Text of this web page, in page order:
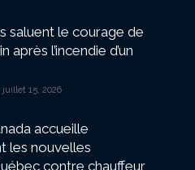
saluent le courage de
après l’incendie d’un
juillet 15, 2026
accueille
les nouvelles
contre chauffeur